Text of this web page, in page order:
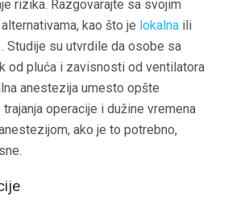
rizika. Razgovarajte sa svojim
kao što je lokalna ili
. Studije su utvrdile da osobe sa
od pluća i zavisnosti od ventilatora
anestezija umesto opšte
operacije i dužine vremena
ako je to potrebno,